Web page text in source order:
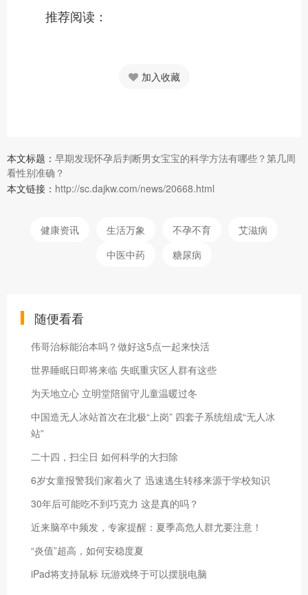
推荐阅读：
加入收藏
本文标题： 早期发现怀孕后判断男女宝宝的科学方法有哪些？第几周
看性别准确？
本文链接： http://sc.dajkw.com/news/20668.html
健康资讯 生活万象 不孕不育
艾滋病
中医中药
糖尿病
随便看看
伟哥治标能治本吗？做好这5点一起来快活
世界睡眠日即将来临 失眠重灾区人群有这些
为天地立心 立明堂陪留守儿童温暖过冬
中国造无人冰站首次在北极“上岗” 四套子系统组成“无人冰
站”
二十四，扫尘日 如何科学的大扫除
6岁女童报警我们家着火了 迅速逃生转移来源于学校知识
30年后可能吃不到巧克力 这是真的吗？
近来脑卒中频发，专家提醒：夏季高危人群尤要注意！
“炎值”超高，如何安稳度夏
iPad将支持鼠标 玩游戏终于可以摆脱电脑